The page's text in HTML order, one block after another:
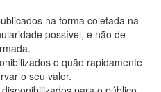
na forma coletada na
possível, e não de
o quão rapidamente
o seu valor.